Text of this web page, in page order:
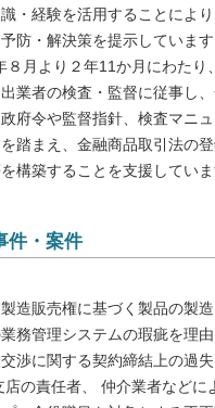
・経験を活用することによ
防・解決策を提示しています
月より２年11か月にわたり
業者の検査・監督に従事し
府令や監督指針、検査マニ
踏まえ、金融商品取引法の
構築することを支援していま
件・案件
製造販売権に基づく製品の製
業務管理システムの瑕疵を理
交渉に関する契約締結上の過
店の責任者、 仲介業者など